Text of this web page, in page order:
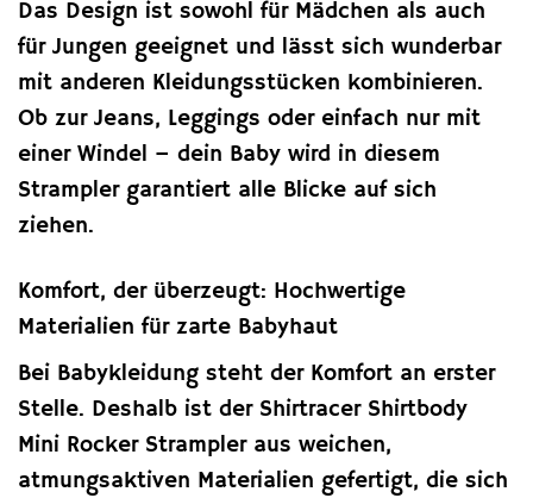
Das Design ist sowohl für Mädchen als auch
für Jungen geeignet und lässt sich wunderbar
mit anderen Kleidungsstücken kombinieren.
Ob zur Jeans, Leggings oder einfach nur mit
einer Windel – dein Baby wird in diesem
Strampler garantiert alle Blicke auf sich
ziehen.
Komfort, der überzeugt: Hochwertige
Materialien für zarte Babyhaut
Bei Babykleidung steht der Komfort an erster
Stelle. Deshalb ist der Shirtracer Shirtbody
Mini Rocker Strampler aus weichen,
atmungsaktiven Materialien gefertigt, die sich